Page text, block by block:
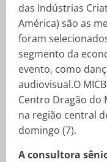
das Indústrias
América) são as
foram
segmento da
evento, como
audiovisual.O
Centro Dragão do
na região central
domingo (7).
A consultora